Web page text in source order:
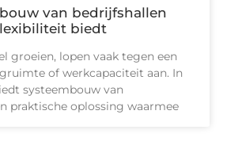
van bedrijfshallen
biedt
groeien, lopen vaak tegen een
of werkcapaciteit aan. In
systeembouw van
praktische oplossing waarmee